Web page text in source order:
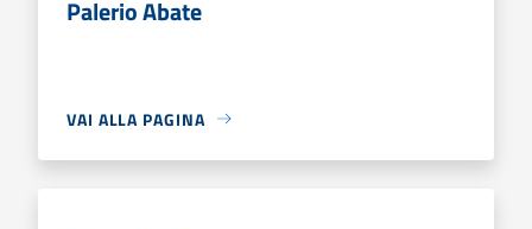
Palerio Abate
VAI ALLA PAGINA